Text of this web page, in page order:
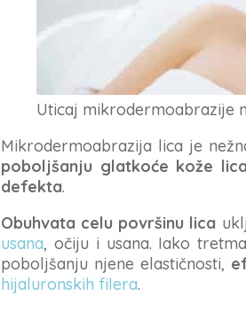
Uticaj mikrodermoabrazije
Mikrodermoabrazija lica je
poboljšanju glatkoće kože lica
defekta.
Obuhvata celu površinu lica
usana, očiju i usana. Iako
poboljšanju njene elastičnosti,
hijaluronskih filera.